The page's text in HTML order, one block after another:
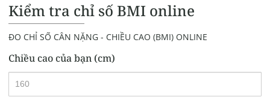
Kiểm tra chỉ số BMI online
ĐO CHỈ SỐ CÂN NẶNG - CHIỀU CAO (BMI) ONLINE
Chiều cao của bạn (cm)